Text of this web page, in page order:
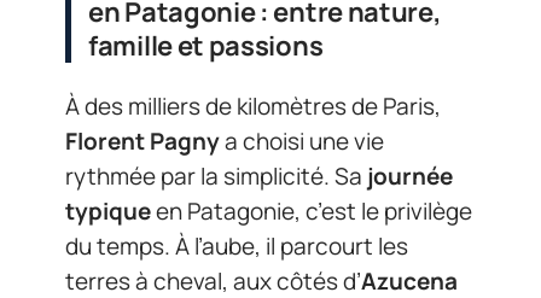
en Patagonie : entre nature,
famille et passions
À des milliers de kilomètres de Paris,
Florent Pagnya choisi une vie
rythmée par la simplicité. Sa journée
typiqueen Patagonie, c’est le privilège
du temps. À l’aube, il parcourt les
terres à cheval, aux côtés d’Azucena